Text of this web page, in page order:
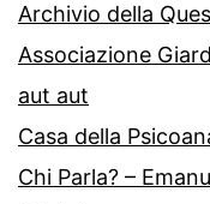
Archivio della
Associazione
aut aut
Casa della
Chi Parla? –